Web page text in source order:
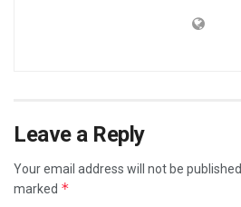
Leave a Reply
Your email address will not be published.
marked *